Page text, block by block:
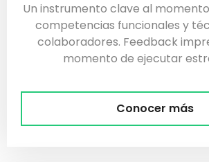
Un instrumento clave al
competencias funcionales y
colaboradores. Feedback
momento de ejecutar
Conocer más